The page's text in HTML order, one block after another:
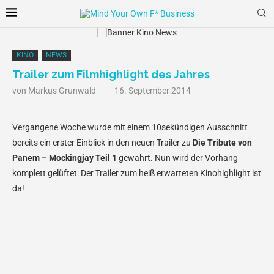
KINO NEWS
Trailer zum Filmhighlight des Jahres
von Markus Grunwald 16. September 2014
Vergangene Woche wurde mit einem 10sekündigen Ausschnitt
bereits ein erster Einblick in den neuen Trailer zu Die Tribute von
Panem – Mockingjay Teil 1 gewährt. Nun wird der Vorhang
komplett gelüftet: Der Trailer zum heiß erwarteten Kinohighlight ist
da!